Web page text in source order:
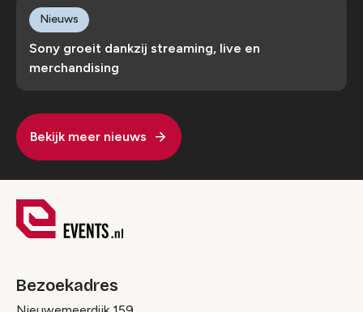
Sony groeit dankzij streaming, live en
merchandising
Nieuws
Bekijk meer nieuws
Bezoekadres